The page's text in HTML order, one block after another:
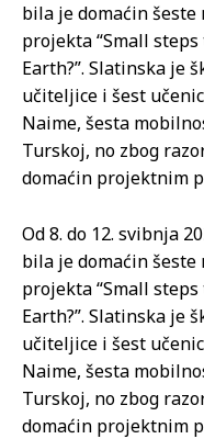
bila je domaćin
projekta “Small
Earth?”. Slatinska je
učiteljice i šest
Naime, šesta
Turskoj, no zbog
domaćin projektnim
Od 8. do 12. svibnja
bila je domaćin
projekta “Small
Earth?”. Slatinska je
učiteljice i šest
Naime, šesta
Turskoj, no zbog
domaćin projektnim